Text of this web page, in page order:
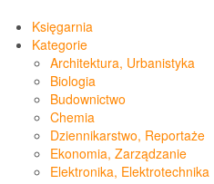
Księgarnia
Kategorie
Architektura, Urbanistyka
Biologia
Budownictwo
Chemia
Dziennikarstwo, Reportaże
Ekonomia, Zarządzanie
Elektronika, Elektrotechnika